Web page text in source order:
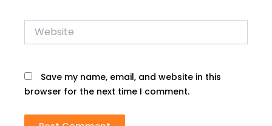
Website
Save my name, email, and website in this
browser for the next time I comment.